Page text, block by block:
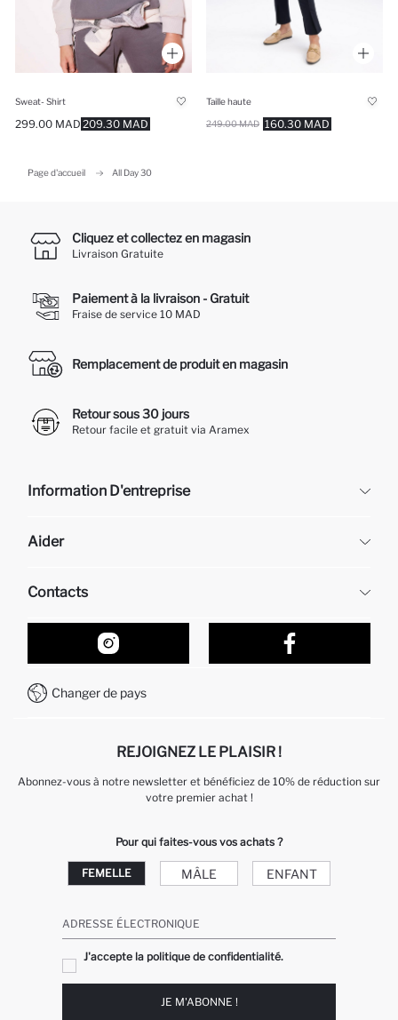
Sweat- Shirt
209.30 MAD
299.00 MAD
Taille haute
160.30 MAD
249.00 MAD
Page d'accueil All Day 30
Cliquez et collectez en magasin
Livraison Gratuite
Paiement à la livraison - Gratuit
Fraise de service 10 MAD
Remplacement de produit en magasin
Retour sous 30 jours
Retour facile et gratuit via Aramex
Information D'entreprise
À propos de nous
Aider
Retour et changement
Suivi de la Commande
Comment acheter sur DeFacto ?
Comment payer sur DeFacto?
Contacts
Nos Magasins
Formulaire de contact
Service Client +212 525 076 633
Changer de pays
REJOIGNEZ LE PLAISIR !
Abonnez-vous à notre newsletter et bénéficiez de 10% de réduction sur
votre premier achat !
Pour qui faites-vous vos achats ?
FEMELLE MÂLE ENFANT
ADRESSE ÉLECTRONIQUE
J'accepte la politique de confidentialité.
JE M'ABONNE !